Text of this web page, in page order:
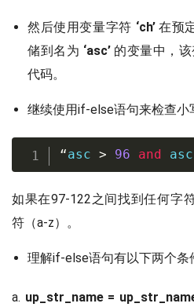
然后使用变量字符 ‘ch’在预
储到名为 ‘asc’的变量中，该
代码。
继续使用if-else语句来检查小
“asc > 96 and asc
如果在97-122之间找到任何字
符（a-z）。
理解if-else语句有以下两个条
a. up_str_name =